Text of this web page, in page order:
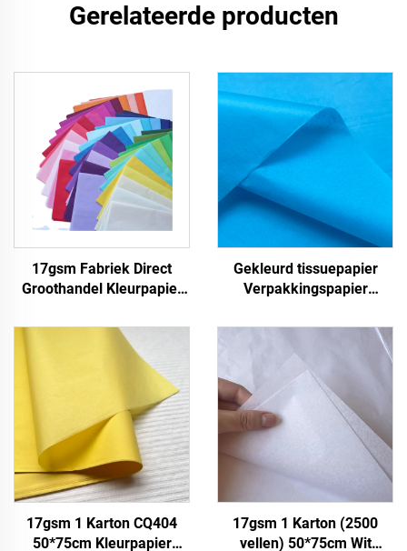
Gerelateerde producten
17gsm Fabriek Direct
Groothandel Kleurpapier
Verpakkingspapier voor
Kleding Schoenen
Geschenken Bloem
Gekleurd tissuepapier
Verpakkingspapier
17gsm
17gsm 1 Karton CQ404
50*75cm Kleurpapier
17gsm 1 Karton (2500
vellen) 50*75cm Wit